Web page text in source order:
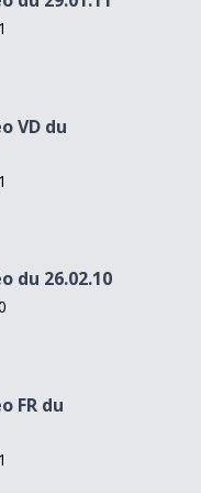
VD du
du 26.02.10
FR du